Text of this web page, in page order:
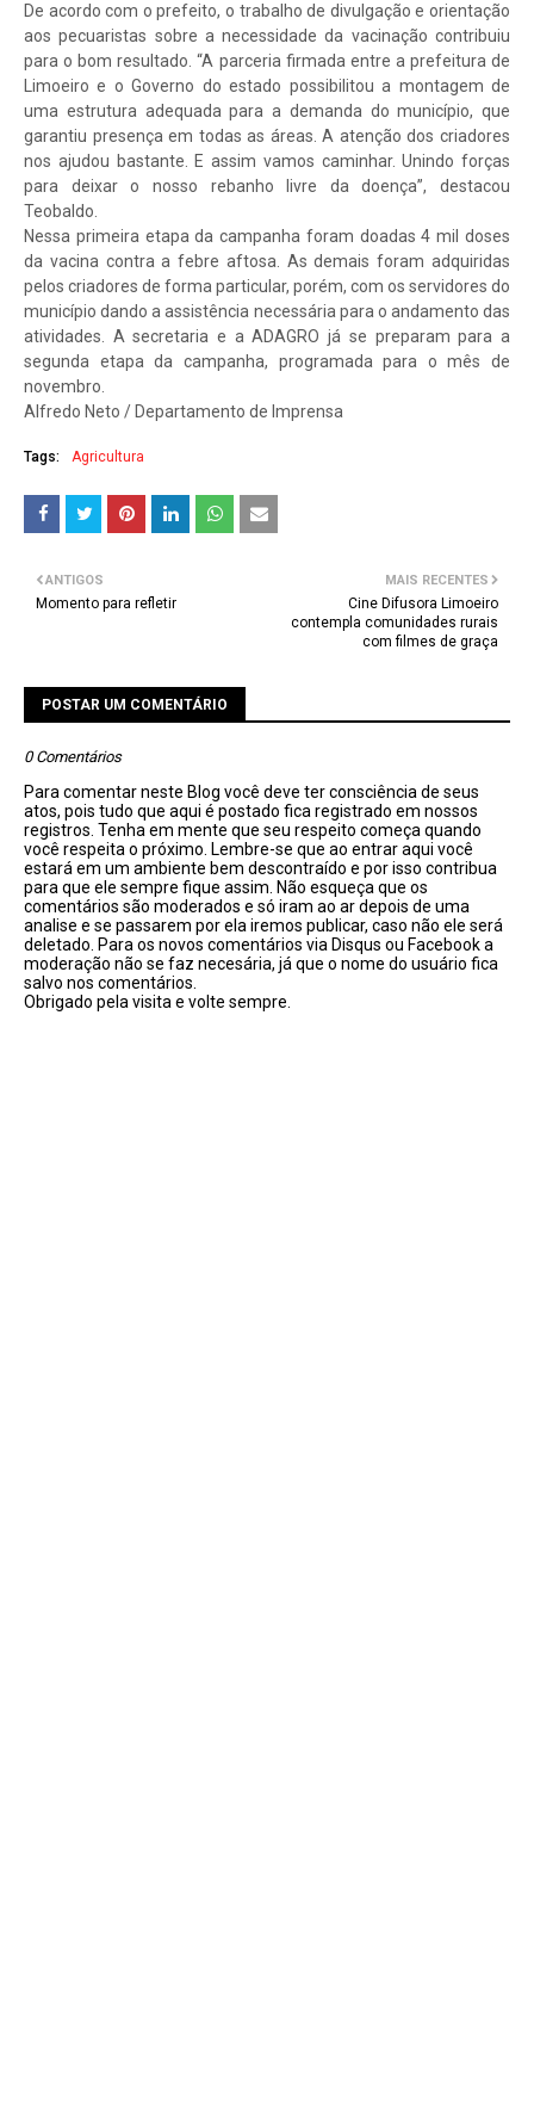
De acordo com o prefeito, o trabalho de divulgação e orientação
aos pecuaristas sobre a necessidade da vacinação contribuiu
para o bom resultado. “A parceria firmada entre a prefeitura de
Limoeiro e o Governo do estado possibilitou a montagem de
uma estrutura adequada para a demanda do município, que
garantiu presença em todas as áreas. A atenção dos criadores
nos ajudou bastante. E assim vamos caminhar. Unindo forças
para deixar o nosso rebanho livre da doença”, destacou
Teobaldo.
Nessa primeira etapa da campanha foram doadas 4 mil doses
da vacina contra a febre aftosa. As demais foram adquiridas
pelos criadores de forma particular, porém, com os servidores do
município dando a assistência necessária para o andamento das
atividades. A secretaria e a ADAGRO já se preparam para a
segunda etapa da campanha, programada para o mês de
novembro.
Alfredo Neto / Departamento de Imprensa
Tags: Agricultura
MAIS RECENTES
Cine Difusora Limoeiro
contempla comunidades rurais
com filmes de graça
ANTIGOS
Momento para refletir
POSTAR UM COMENTÁRIO
0 Comentários
Para comentar neste Blog você deve ter consciência de seus
atos, pois tudo que aqui é postado fica registrado em nossos
registros. Tenha em mente que seu respeito começa quando
você respeita o próximo. Lembre-se que ao entrar aqui você
estará em um ambiente bem descontraído e por isso contribua
para que ele sempre fique assim. Não esqueça que os
comentários são moderados e só iram ao ar depois de uma
analise e se passarem por ela iremos publicar, caso não ele será
deletado. Para os novos comentários via Disqus ou Facebook a
moderação não se faz necesária, já que o nome do usuário fica
salvo nos comentários.
Obrigado pela visita e volte sempre.